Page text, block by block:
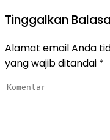
Tinggalkan
Alamat email Anda
yang wajib ditandai *